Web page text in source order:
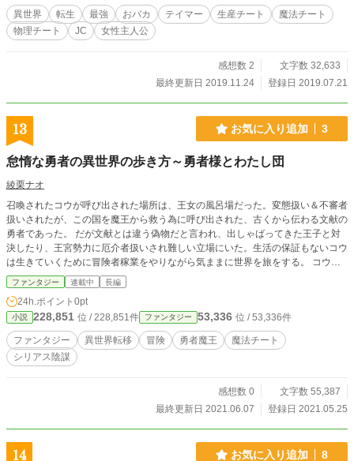
異世界 転生 最強 おバカ テイマー 生産チート
魔法チート
物理チート
JC 女性主人公
感想数 2
文字数 32,633
最終更新日 2019.11.24
登録日 2019.07.21
13 お気に入り追加 3
怠惰な勇者の異世界の歩き方～勇者様とわたし団
綾栗ナオ
召喚されたコウが呼び出された場所は、王女の風呂場だった。変態扱い＆不審者
扱いされたが、この国を魔王から救う為に呼び出された、古くから伝わる文献の
勇者であった。 だが文献とは違う偽物だと言われ、出しゃばってきた王子と対
決したり、王宮勢力に厄介者扱いされ難しい立場にいた。生活の保証もないコウ
は生きていくために冒険者稼業をやりながら気ままに世界を旅をする。 コウの
異才の能力としたかかな性格は、やがて世界に注目され、勇者様とわたし団は世
界でもっとも名の売れた冒険者パーティーとなる。 コウは特殊なデバイスを持
っている。スキル名は《アクションリプレイ》。魔物を倒すと獲得するリプレイ
を使用し(遅らせる)(再現する)(ためる)という主に３つの技能を使う。
ファンタジー 連載中 長編
24h.ポイント 0pt
小説 228,851 位 / 228,851件 ファンタジー 53,336 位 / 53,336件
ファンタジー 異世界転移 冒険 勇者魔王
魔法チート
シリアス陰謀
感想数 0
文字数 55,387
最終更新日 2021.06.07
登録日 2021.05.25
14 お気に入り追加 8